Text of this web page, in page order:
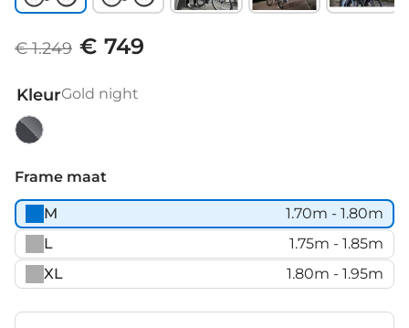
€ 1.249 € 749
KleurGold night
night
Frame maat
M
1.70m - 1.80m
L
1.75m - 1.85m
XL
1.80m - 1.95m